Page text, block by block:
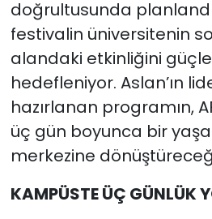
doğrultusunda
festivalin üniversitenin
alandaki etkinliğini
hedefleniyor. Aslan’ın
hazırlanan programın,
üç gün boyunca bir
merkezine
KAMPÜSTE ÜÇ GÜNLÜK